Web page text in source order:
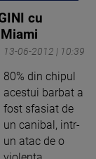
cu
13-06-2012 | 10:39
80% din chipul
acestui barbat a
fost sfasiat de
un canibal, intr-
un atac de o